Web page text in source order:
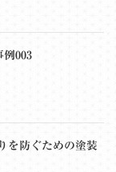
003
を防ぐための塗装